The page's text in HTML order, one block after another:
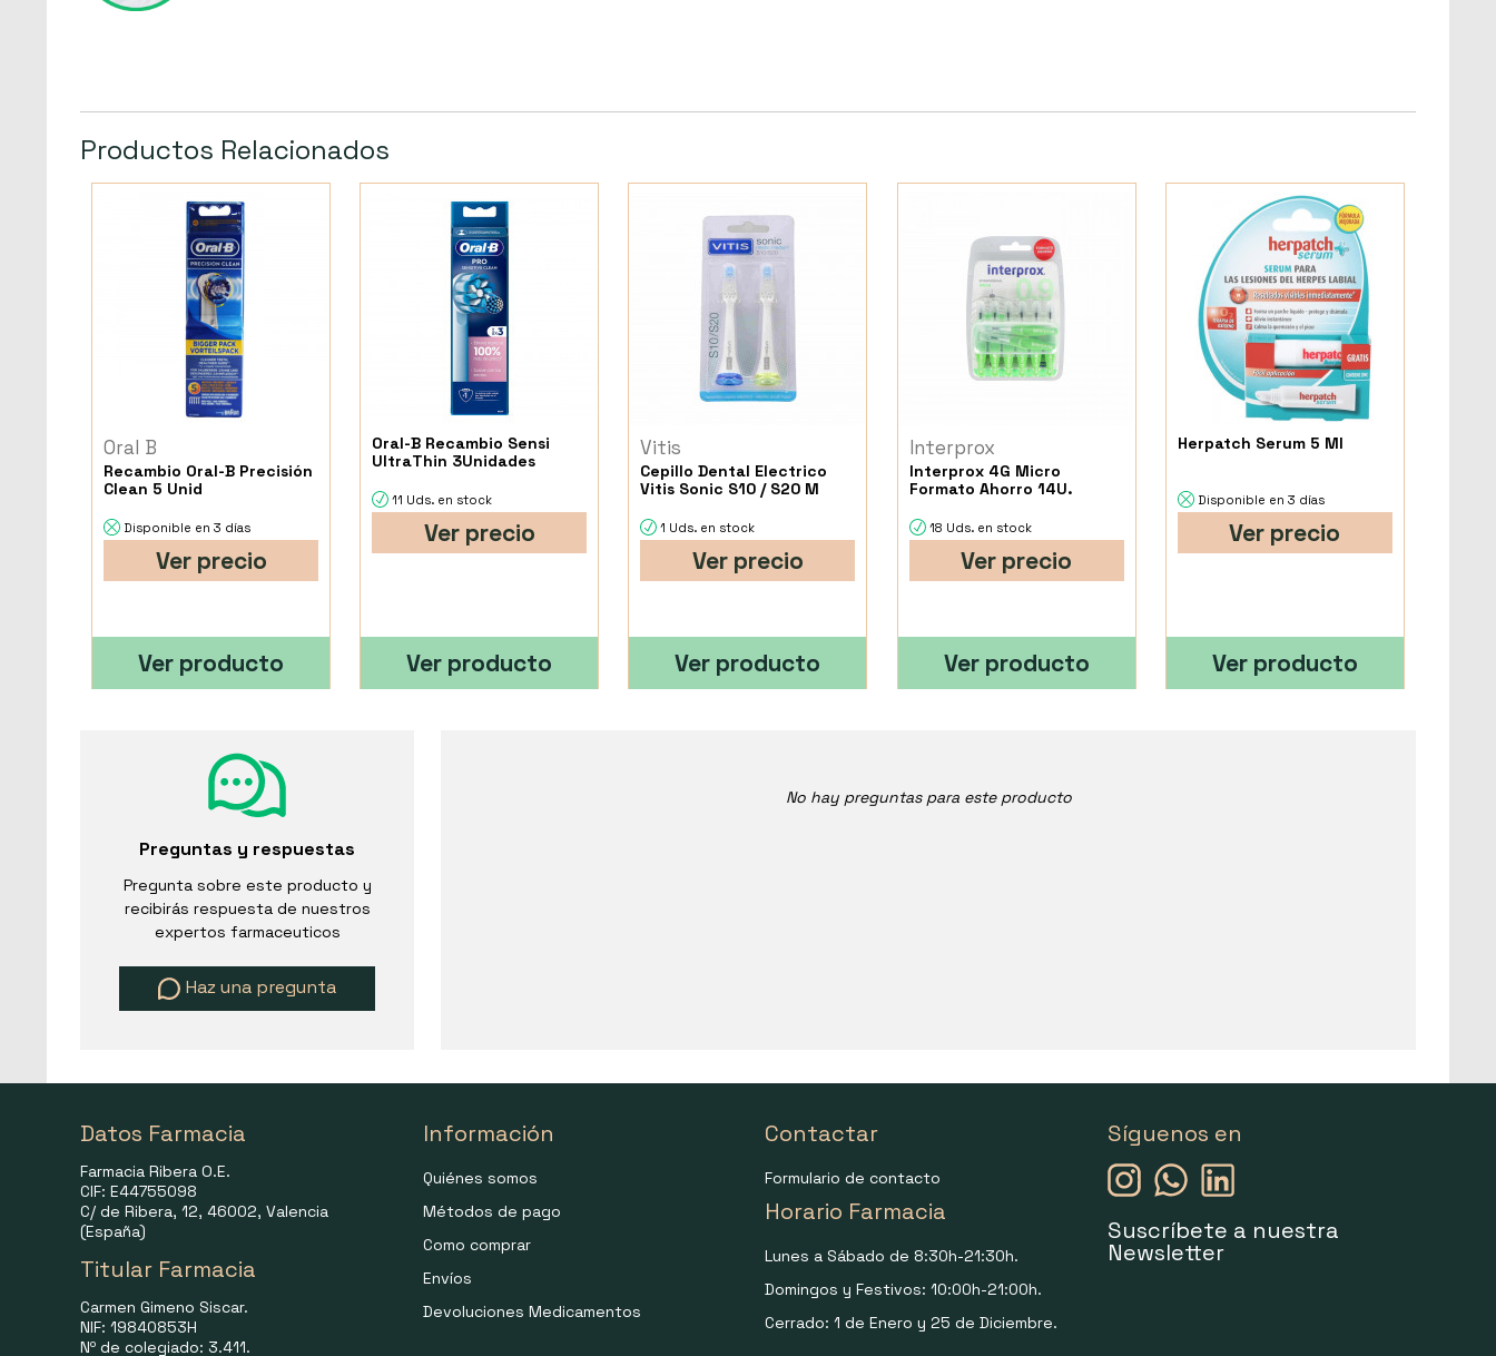
Productos Relacionados
Oral B
Recambio Oral-B Precisión
Clean 5 Unid
Disponible en 3 días
Ver precio
Ver producto
Oral-B Recambio Sensi
UltraThin 3Unidades
11 Uds. en stock
Ver precio
Ver producto
Vitis
Cepillo Dental Electrico
Vitis Sonic S10 / S20 M
1 Uds. en stock
Ver precio
Ver producto
Interprox
Interprox 4G Micro
Formato Ahorro 14U.
18 Uds. en stock
Ver precio
Ver producto
Herpatch Serum 5 Ml
Disponible en 3 días
Ver precio
Ver producto
Preguntas y respuestas
Pregunta sobre este producto y
recibirás respuesta de nuestros
expertos farmaceuticos
Haz una pregunta
No hay preguntas para este producto
Datos Farmacia
Farmacia Ribera O.E.
CIF: E44755098
C/ de Ribera, 12, 46002, Valencia
(España)
Titular Farmacia
Carmen Gimeno Siscar.
NIF: 19840853H
Nº de colegiado: 3.411.
Información
Quiénes somos
Métodos de pago
Como comprar
Envíos
Devoluciones Medicamentos
Contactar
Formulario de contacto
Horario Farmacia
Lunes a Sábado de 8:30h-21:30h.
Domingos y Festivos: 10:00h-21:00h.
Cerrado: 1 de Enero y 25 de Diciembre.
Síguenos en
Suscríbete a nuestra
Newsletter